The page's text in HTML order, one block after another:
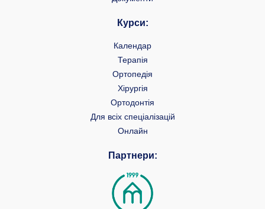
Курси:
Календар
Терапія
Ортопедія
Хірургія
Ортодонтія
Для всіх спеціалізацій
Онлайн
Партнери: